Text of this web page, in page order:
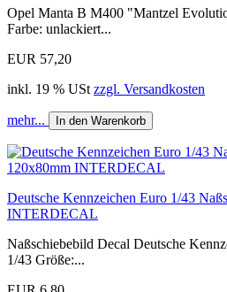
Opel Manta B M400 "Mantzel
Farbe: unlackiert...
EUR 57,20
inkl. 19 % USt zzgl. Versandkosten
mehr... In den Warenkorb
Deutsche Kennzeichen Euro 1/43
INTERDECAL
Naßschiebebild Decal Deutsche
1/43 Größe:...